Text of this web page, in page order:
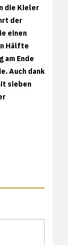
die Kieler
der
einen
Hälfte
am Ende
Auch dank
sieben